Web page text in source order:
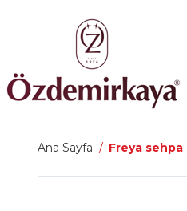
Ana Sayfa Freya sehpa